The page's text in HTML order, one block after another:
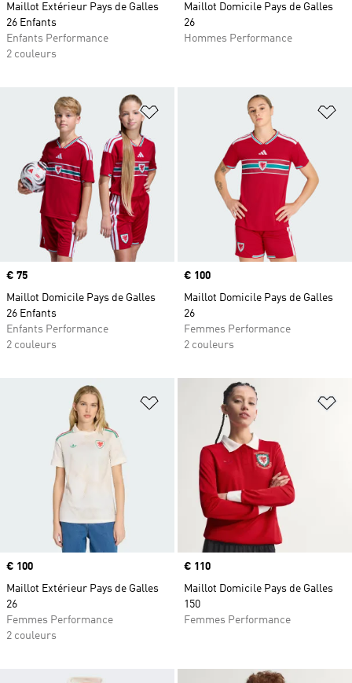
Maillot Extérieur Pays de Galles
26 Enfants
Enfants Performance
2 couleurs
Maillot Domicile Pays de Galles
26
Hommes Performance
Ajouter à la Liste de produits
Prix
€ 75
Maillot Domicile Pays de Galles
26 Enfants
Enfants Performance
2 couleurs
Prix
€ 100
Maillot Domicile Pays de Galles
26
Femmes Performance
2 couleurs
Ajouter à la Liste de produits
Prix
€ 100
Maillot Extérieur Pays de Galles
26
Femmes Performance
2 couleurs
Prix
€ 110
Maillot Domicile Pays de Galles
150
Femmes Performance